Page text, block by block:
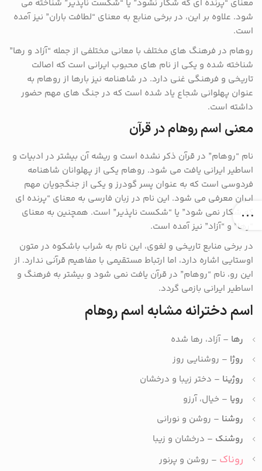
معنای “پرنده ای که شکار نشود” یا “شکست ناپذیر” شناخته می
شود. علاوه بر این، در برخی منابع به معنای “لطافت باران” نیز آمده
است.
روهام در فرهنگ های مختلف با معانی مختلفی از جمله “آزاد و رها”
شناخته شده و یکی از نام های محبوب ایرانی است که اصالت
تاریخی و فرهنگی غنی دارد. در شاهنامه نیز بارها از روهام به
عنوان پهلوانی شجاع یاد شده است که در جنگ های مهم حضور
داشته است.
معنی اسم روهام در قرآن
نام “روهام” در قرآن ذکر نشده است و ریشه آن بیشتر در ادبیات و
اساطیر ایرانی یافت می شود. روهام یکی از پهلوانان شاهنامه
فردوسی است که به عنوان پسر گودرز و یکی از جنگجویان مهم
ایران معرفی می شود. این نام در زبان فارسی به معنای “پرنده ای
که شکار نمی شود” یا “شکست ناپذیر” است. همچنین به معنای
“رها” و “آزاد” نیز آمده است.
در برخی منابع تاریخی و لغوی، این نام به شراب باشکوه در متون
اوستایی اشاره دارد، اما ارتباط مستقیمی با مفاهیم قرآنی ندارد. از
این رو، نام “روهام” در قرآن یافت نمی شود و بیشتر به فرهنگ و
اساطیر ایرانی بازمی گردد.
اسم دخترانه مشابه اسم روهام
رها – آزاد، رها شده
روژا – روشنایی روز
روژینا – دختر زیبا و درخشان
رویا – خیال، آرزو
روشنا – روشن و نورانی
روشنک – درخشان و زیبا
روناک – روشن و پرنور